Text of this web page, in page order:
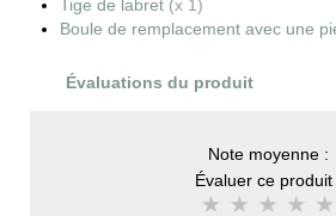
Tige de labret (x 1)
Boule de remplacement avec une
Évaluations du produit
Note moyenne :
Évaluer ce produit